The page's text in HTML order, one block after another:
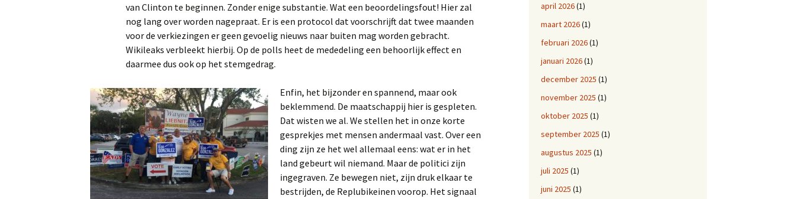
van Clinton te beginnen. Zonder enige substantie. Wat een beoordelingsfout! Hier zal
nog lang over worden nagepraat. Er is een protocol dat voorschrijft dat twee maanden
voor de verkiezingen er geen gevoelig nieuws naar buiten mag worden gebracht.
Wikileaks verbleekt hierbij. Op de polls heet de mededeling een behoorlijk effect en
daarmee dus ook op het stemgedrag.
Enfin, het bijzonder en spannend, maar ook
beklemmend. De maatschappij hier is gespleten.
Dat wisten we al. We stellen het in onze korte
gesprekjes met mensen andermaal vast. Over een
ding zijn ze het wel allemaal eens: wat er in het
land gebeurt wil niemand. Maar de politici zijn
ingegraven. Ze bewegen niet, zijn druk elkaar te
bestrijden, de Replubikeinen voorop. Het signaal
april 2026(1)
maart 2026(1)
februari 2026(1)
januari 2026(1)
december 2025 (1)
november 2025 (1)
oktober 2025 (1)
september 2025 (1)
augustus 2025 (1)
juli 2025 (1)
juni 2025 (1)